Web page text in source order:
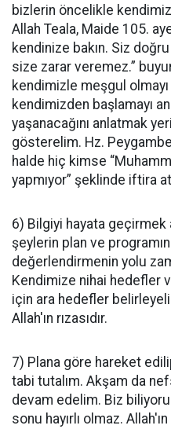
bizlerin öncelikle
Allah Teala, Maide 105.
kendinize bakın. Siz
size zarar veremez.”
kendimizle meşgul
kendimizden başlamayı
yaşanacağını anlatmak
gösterelim. Hz.
halde hiç kimse
yapmıyor” şeklinde iftira
6) Bilgiyi hayata geçirmek
şeylerin plan ve
değerlendirmenin yolu
Kendimize nihai hedefler
için ara hedefler
Allah'ın rızasıdır.
7) Plana göre hareket
tabi tutalım. Akşam da
devam edelim. Biz
sonu hayırlı olmaz.